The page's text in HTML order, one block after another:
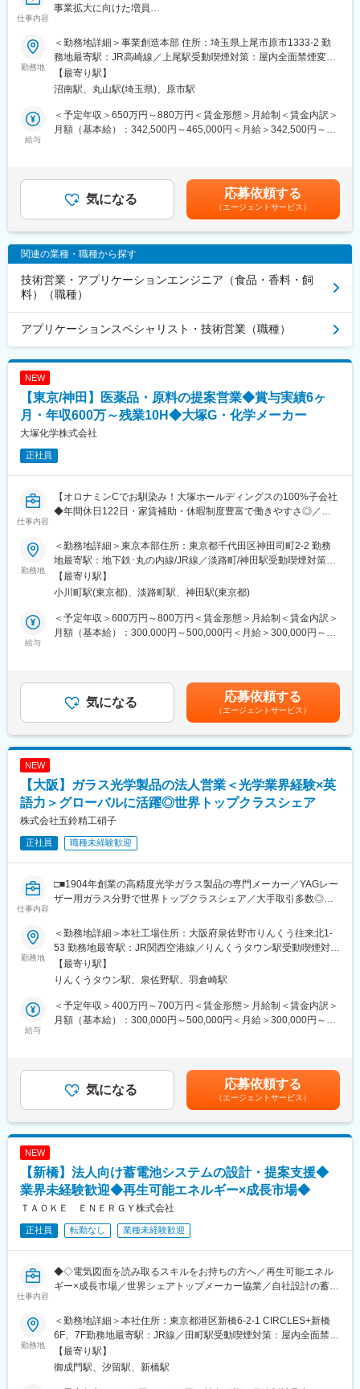
仕事内容
事業拡大に向けた増員
■職務内容
機能性多孔体・吸着体に関連する新規事業開発推進を行ってお
り、市場ニーズ・潜在ニーズを的確に捉えた事業化企画や具体的
な事業化構想に基づいたスケールアップや量産化を推進し、新規
事業を立ち上げる事をミッションとしています。基本的には上長
の指導の下チームでの取り組みとなります。
事業化推進が業務となりますが、いくつかあるテーマのうち、ご
知見・ご経験に応じて担当テーマを選定します。
・希少金属回収などのサーキュラーエコノミー、資源回収領域
・グリーケミカル、サスティナブルケミカル領域
競合技術、市場の理解を深め、市場創出をパートナーとともに進
＜その他＞
・月２～３回程度の国内出張、年数回程度の海外出張が想定され
ます。
■業務の面白み/魅力
配属先の事業創造本部FPM事業推進ユニットは機能性多孔質体で
当社の次の事業を創出することがミッションです。開発チームと
の技術的な対話から社外ビジネスパーソンとのビジネス交渉まで
■キャリアステップイメージ
化の中心的役割を担っていただく可能性があります。
■配属先ミッション
5年後、10年後を見据えた新規事業創出活動を行っており、創造
的な研究開発により、将来の中核となる新規商品・事業を生み出
すことをミッションとしています。
・働き方改革やDX推進を積極的に進めており、社員の自律的な成
長を後押しする学習環境が充実しています。
・年功序列ではなくジョブ型・実力主義人事制度を導入。中途入
ます。
勤務地
＜勤務地詳細＞事業創造本部 住所：埼玉県上尾市原市1333-2 勤
務地最寄駅：JR高崎線／上尾駅受動喫煙対策：屋内全面禁煙変更
の範囲：三井金属・グループ会社の本社および国内外の支社・営
業所※リモートワークを含む
【最寄り駅】
沼南駅、丸山駅(埼玉県)、原市駅
給与
＜予定年収＞650万円～880万円＜賃金形態＞月給制＜賃金内訳＞
月額（基本給）：342,500円～465,000円＜月給＞342,500円～
間分の手当を含む金額です。提示年収は能力・経験に応じて増減
する場合があります。【賞与】年2回（6月、12月）賃金はあくま
でも目安の金額であり、選考を通じて上下する可能性がありま
す。月給(月額)は固定手当を含めた表記です。
気になる 応募依頼する
（エージェントサービス）
関連の業種・職種から探す
技術営業・アプリケーションエンジニア（食品・香料・飼
料）（職種）
アプリケーションスペシャリスト・技術営業（職種）
NEW
【東京/神田】医薬品・原料の提案営業◆賞与実績6ヶ
月・年収600万～残業10H◆大塚G・化学メーカー
大塚化学株式会社
正社員
仕事内容
【オロナミンCでお馴染み！大塚ホールディングスの100%子会社
◆年間休日122日・家賃補助・休暇制度豊富で働きやすさ◎／賞
■職務内容：
医薬品、医薬品原料の営業 販売計画立案、売り上げ/利益管理をご
担当いただきます。
※ライフサイエンス領域における新規事業をスタートするための増
員募集になります。
■具体的な業務内容：
り、外観・物性・機能等、それぞれの要望に合った商品を提案す
る事が求められます。
・また、既存品では顧客の要望に応えきれない場合、研究所との
配属先は3名（30代1名、課長40代、事業部長50代）で構成されて
います。
■働きやすい環境：
裁量権を持って日々のスケジュール調整が可能です。家賃補助・
■当社の特徴：
100％子会社である当社は、「新しい分野への果敢な挑戦」など
によって成長してきました。ハイブリットケミストリーの考えの
もと、次世代の新規事業の立ち上げを目指す「総合研究所」、チ
タン酸カリウム繊維強化樹脂複合材料（ポチコン）を扱う「機能
性複合材料研究所」、独自の制御ラジカル重合技術を用いた機能
性ポリマーの研究開発を行う「機能性高分子研究所」、開発と生
産の分野でグローバル市場での競争力を作り出す「生産本部 技術
勤務地
＜勤務地詳細＞東京本部住所：東京都千代田区神田司町2-2 勤務
地最寄駅：地下鉄･丸の内線/JR線／淡路町/神田駅受動喫煙対策：
屋内全面禁煙
【最寄り駅】
小川町駅(東京都)、淡路町駅、神田駅(東京都)
給与
＜予定年収＞600万円～800万円＜賃金形態＞月給制＜賃金内訳＞
月額（基本給）：300,000円～500,000円＜月給＞300,000円～
気になる 応募依頼する
（エージェントサービス）
NEW
【大阪】ガラス光学製品の法人営業＜光学業界経験×英
語力＞グローバルに活躍◎世界トップクラスシェア
株式会社五鈴精工硝子
正社員 職種未経験歓迎
仕事内容
□■1904年創業の高精度光学ガラス製品の専門メーカー／YAGレー
ザー用ガラス分野で世界トップクラスシェア／大手取引多数◎／
■業務内容：
光学ガラスフィルター・成型レンズ等の当社取扱商品の法人営業
業務をお任せいたします。光学分野にて業務経験をお持ちの方歓
迎です。
■英語力について：
具体的には以下の業務を想定しています。
■商品詳細はこちら：
https://www.isuzuglass.com/jp/index.html
武器に光学製品を多数取り扱っております。
◇2024年には大阪ものづくり優良企業賞を受賞しました。また
ISO9001・ISO14001取得済みです、
◇創業時から積み重ねてきた技術が、いつまでも『お客様のため
の技術』であり続けられるよう、常に挑戦者として革新に努め、
変更の範囲：会社の定める業務
勤務地
＜勤務地詳細＞本社工場住所：大阪府泉佐野市りんくう往来北1-
53 勤務地最寄駅：JR関西空港線／りんくうタウン駅受動喫煙対
策：その他（建屋内全面禁煙（敷地内喫煙場所あり））変更の範
囲：会社の定める事業所（リモートワーク含む）
【最寄り駅】
りんくうタウン駅、泉佐野駅、羽倉崎駅
給与
＜予定年収＞400万円～700万円＜賃金形態＞月給制＜賃金内訳＞
月額（基本給）：300,000円～500,000円＜月給＞300,000円～
下する可能性があります。月給(月額)は固定手当を含めた表記で
す。
気になる 応募依頼する
（エージェントサービス）
NEW
【新橋】法人向け蓄電池システムの設計・提案支援◆
業界未経験歓迎◆再生可能エネルギー×成長市場◆
ＴＡＯＫＥ ＥＮＥＲＧＹ株式会社
正社員 転勤なし 業種未経験歓迎
仕事内容
◆◇電気図面を読み取るスキルをお持ちの方へ／再生可能エネル
ギー×成長市場／世界シェアトップメーカー協業／自社設計の蓄電
■業務内容：
産業用蓄電池システムの開発・提供を行う当社にて、技術営業と
してご活躍いただきます。営業担当と連携しながら顧客先に同行
し、電力ニーズの把握から仕様提案までを担い、プロジェクトを
勤務地
＜勤務地詳細＞本社住所：東京都港区新橋6-2-1 CIRCLES+新橋
6F、7F勤務地最寄駅：JR線／田町駅受動喫煙対策：屋内全面禁煙
変更の範囲：会社の定める事業所
【最寄り駅】
御成門駅、汐留駅、新橋駅